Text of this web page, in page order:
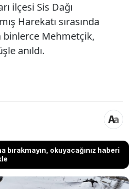
ilçesi Sis Dağı
Harekatı sırasında
Mehmetçik,
anıldı.
bırakmayın, okuyacağınız haberi